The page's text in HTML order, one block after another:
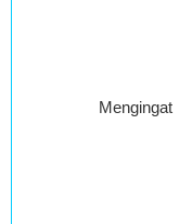
Mengingat